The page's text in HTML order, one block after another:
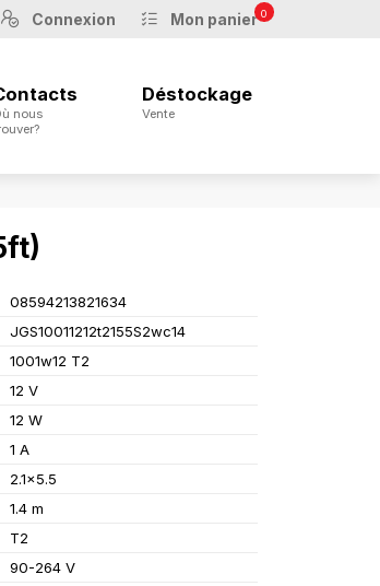
Connexion Mon panier 0
nous
Déstockage
Vente
08594213821634
JGS10011212t2155S2wc14
1001w12 T2
12 V
12 W
1 A
2.1x5.5
1.4 m
T2
90-264 V